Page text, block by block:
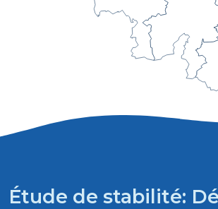
Étude de stabilité: